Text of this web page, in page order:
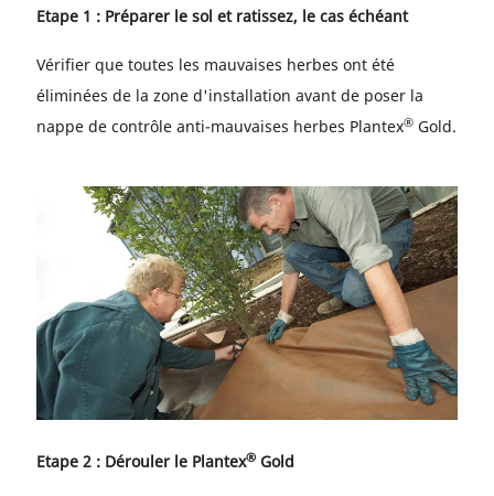
Etape 1 : Préparer le sol et ratissez, le cas échéant
Vérifier que toutes les mauvaises herbes ont été
éliminées de la zone d'installation avant de poser la
nappe de contrôle anti-mauvaises herbes Plantex® Gold.
Etape 2 : Dérouler le Plantex® Gold